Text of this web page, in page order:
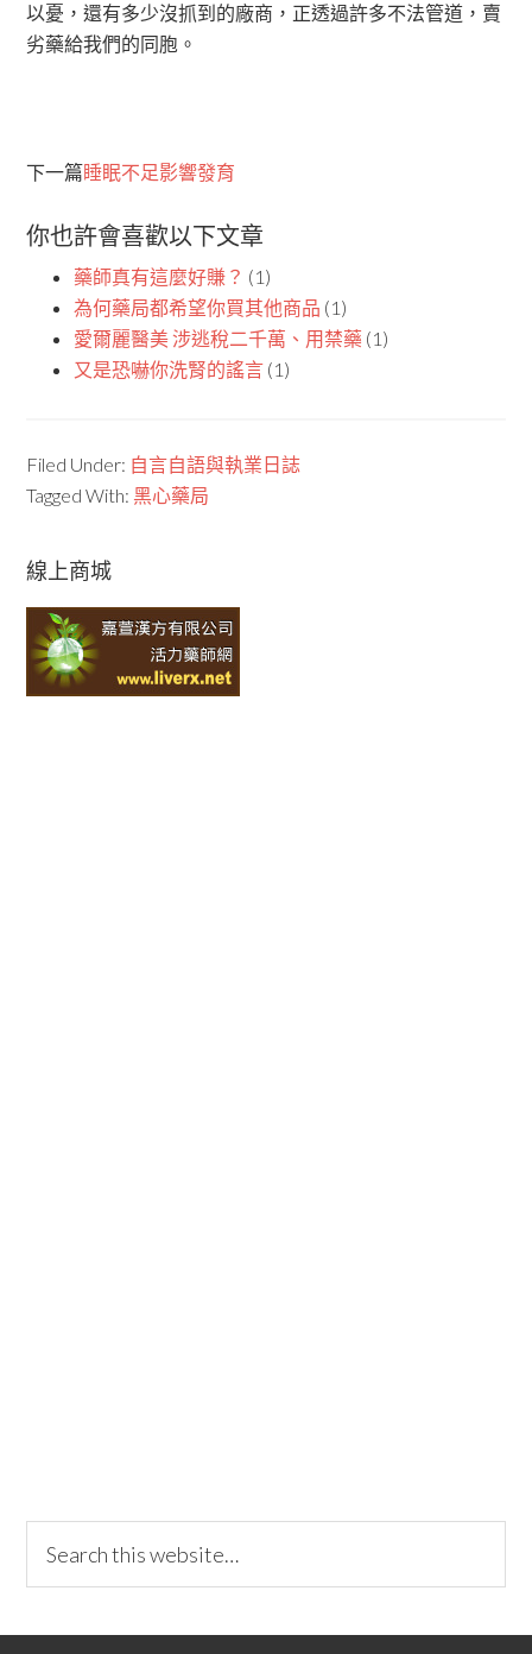
以憂，還有多少沒抓到的廠商，正透過許多不法管道，賣
劣藥給我們的同胞。
下一篇睡眠不足影響發育
你也許會喜歡以下文章
藥師真有這麼好賺？ (1)
為何藥局都希望你買其他商品 (1)
愛爾麗醫美 涉逃稅二千萬、用禁藥 (1)
又是恐嚇你洗腎的謠言 (1)
Filed Under: 自言自語與執業日誌
Tagged With: 黑心藥局
線上商城